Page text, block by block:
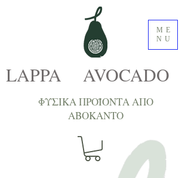
ME
NU
LAPPA AVOCADO
ΦΥΣΙΚΑ ΠΡΟΪΟΝΤΑ ΑΠΟ
ΑΒΟΚΑNTΟ